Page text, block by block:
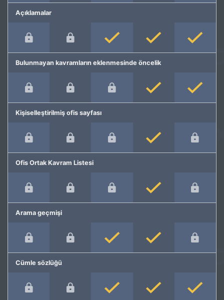
Açıklamalar
Bulunmayan kavramların eklenmesinde öncelik
Kişiselleştirilmiş ofis sayfası
Ofis Ortak Kavram Listesi
Arama geçmişi
Cümle sözlüğü